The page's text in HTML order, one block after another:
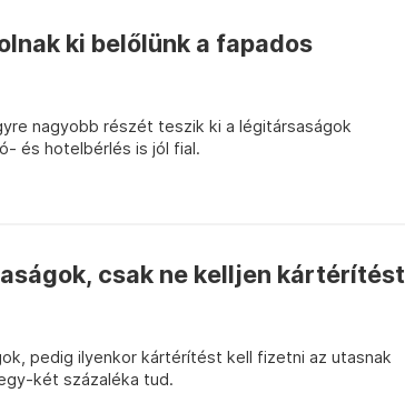
ki belőlünk a fapados
nagyobb részét teszik ki a légitársaságok
és hotelbérlés is jól fial.
csak ne kelljen kártérítést
pedig ilyenkor kártérítést kell fizetni az utasnak
két százaléka tud.